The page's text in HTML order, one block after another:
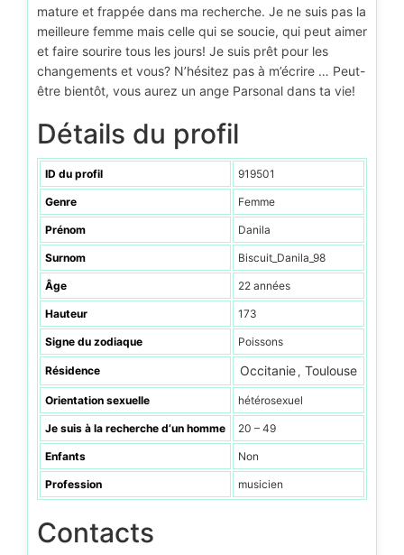
mature et frappée dans ma recherche. Je ne suis pas la
meilleure femme mais celle qui se soucie, qui peut aimer
et faire sourire tous les jours! Je suis prêt pour les
changements et vous? N’hésitez pas à m’écrire … Peut-
être bientôt, vous aurez un ange Parsonal dans ta vie!
Détails du profil
ID du profil 919501
Genre Femme
Prénom Danila
Surnom Biscuit_Danila_98
Âge 22 années
Hauteur 173
Signe du zodiaque Poissons
Résidence Occitanie , Toulouse
Orientation sexuelle hétérosexuel
Je suis à la recherche d’un homme 20 – 49
Enfants Non
Profession musicien
Contacts